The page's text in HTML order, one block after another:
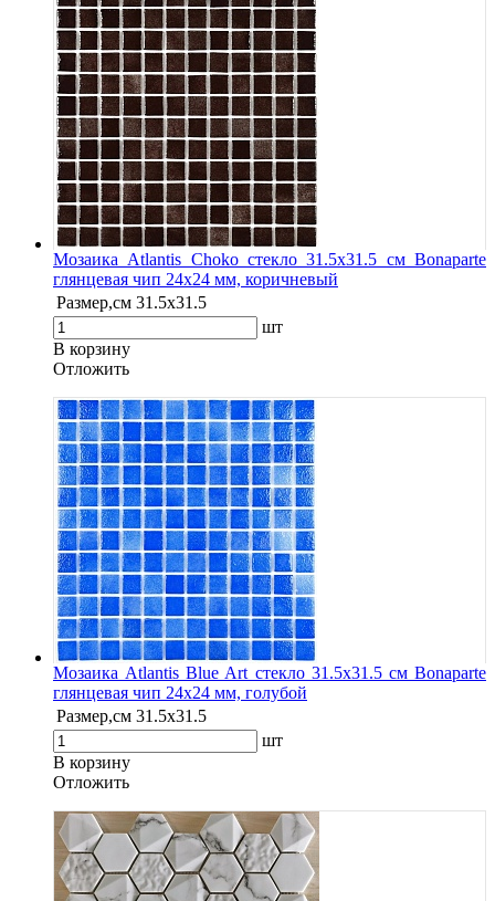
Мозаика Atlantis Choko стекло 31.5х31.5 см Bonaparte
глянцевая чип 24х24 мм, коричневый
Размер,см 31.5х31.5
шт
В корзину
Oтложить
Мозаика Atlantis Blue Art стекло 31.5х31.5 см Bonaparte
глянцевая чип 24х24 мм, голубой
Размер,см 31.5х31.5
шт
В корзину
Oтложить